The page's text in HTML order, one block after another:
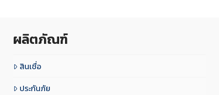
ผลิตภัณฑ์
สินเชื่อ
ประกันภัย